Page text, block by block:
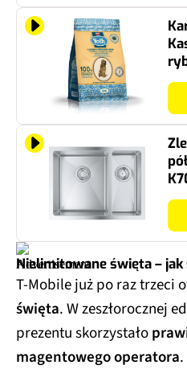
Nielimitowane święta –
T-Mobile już po raz trzeci
święta. W zeszłorocznej
prezentu skorzystało
magentowego operatora.